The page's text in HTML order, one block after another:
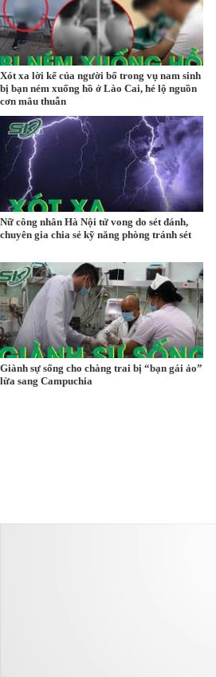
Xót xa lời kể của người bố trong vụ nam sinh
bị bạn ném xuống hồ ở Lào Cai, hé lộ nguồn
cơn mâu thuẫn
Nữ công nhân Hà Nội tử vong do sét đánh,
chuyên gia chia sẻ kỹ năng phòng tránh sét
Giành sự sống cho chàng trai bị “bạn gái ảo”
lừa sang Campuchia